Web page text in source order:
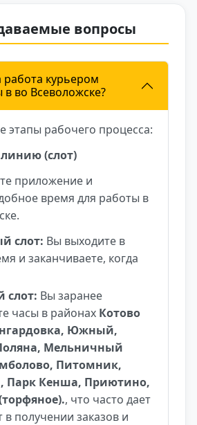
вопросы
работа курьером
в во Всеволожске?
этапы рабочего процесса:
(слот)
приложение и
время для работы в
слот: Вы выходите в
и заканчиваете, когда
слот: Вы заранее
часы в районах Котово
Южный,
Мельничный
Питомник,
Парк Кенша, Приютино,
, что часто дает
в получении заказов и